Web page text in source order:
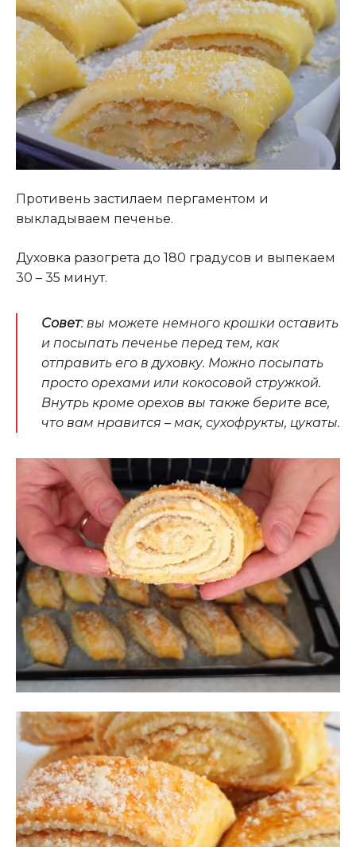
Противень застилаем пергаментом и
выкладываем печенье.
Духовка разогрета до 180 градусов и выпекаем
30 – 35 минут.
Совет: вы можете немного крошки оставить
и посыпать печенье перед тем, как
отправить его в духовку. Можно посыпать
просто орехами или кокосовой стружкой.
Внутрь кроме орехов вы также берите все,
что вам нравится – мак, сухофрукты, цукаты.